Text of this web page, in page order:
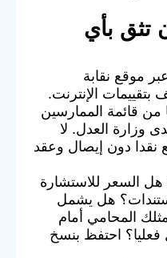
تثق بأي
موقع نقابة
بتقييمات الإنترنت.
قائمة الممارسين
وزارة العدل. لا
نقدا دون إيصال وعقد
السعر للاستشارة
هل يشمل
المحامي أمام
احتفظ بنسخ